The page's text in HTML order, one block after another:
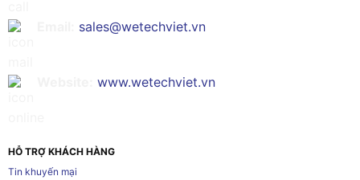
sales@wetechviet.vn
www.wetechviet.vn
HỖ TRỢ KHÁCH HÀNG
Tin khuyến mại